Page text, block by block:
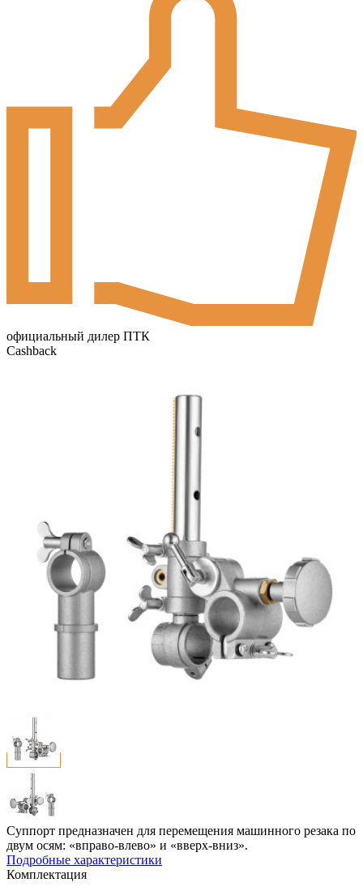
официальный дилер ПТК
Cashback
Суппорт предназначен для перемещения машинного резака по
двум осям: «вправо-влево» и «вверх-вниз».
Подробные характеристики
Комплектация